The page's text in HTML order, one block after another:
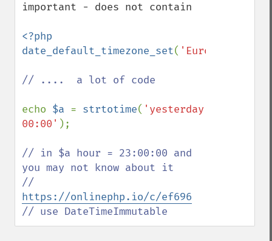
important - does not contain
<?php
date_default_timezone_set( 'Europe/Berlin'
// ....  a lot of code
echo $a = strtotime( 'yesterday
00:00' );
// in $a hour = 23:00:00 and
you may not know about it
https://onlinephp.io/c/ef696
// use DateTimeImmutable